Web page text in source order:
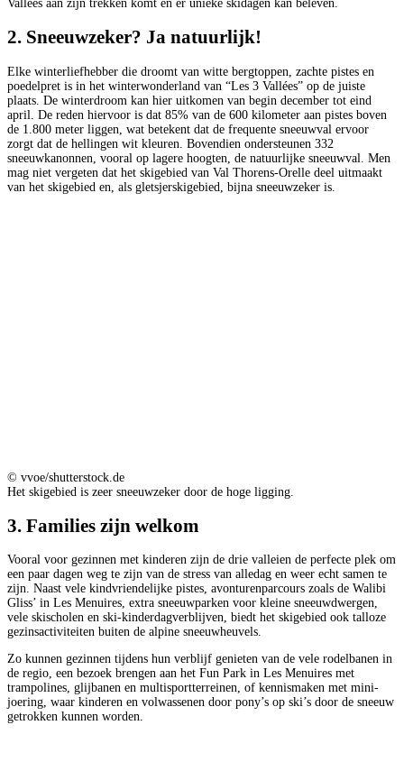
Vallées aan zijn trekken komt en er unieke skidagen kan beleven.
2. Sneeuwzeker? Ja natuurlijk!
Elke winterliefhebber die droomt van witte bergtoppen, zachte pistes en
poedelpret is in het winterwonderland van “Les 3 Vallées” op de juiste
plaats. De winterdroom kan hier uitkomen van begin december tot eind
april. De reden hiervoor is dat 85% van de 600 kilometer aan pistes boven
de 1.800 meter liggen, wat betekent dat de frequente sneeuwval ervoor
zorgt dat de hellingen wit kleuren. Bovendien ondersteunen 332
sneeuwkanonnen, vooral op lagere hoogten, de natuurlijke sneeuwval. Men
mag niet vergeten dat het skigebied van Val Thorens-Orelle deel uitmaakt
van het skigebied en, als gletsjerskigebied, bijna sneeuwzeker is.
© vvoe/shutterstock.de
Het skigebied is zeer sneeuwzeker door de hoge ligging.
3. Families zijn welkom
Vooral voor gezinnen met kinderen zijn de drie valleien de perfecte plek om
een paar dagen weg te zijn van de stress van alledag en weer echt samen te
zijn. Naast vele kindvriendelijke pistes, avonturenparcours zoals de Walibi
Gliss’ in Les Menuires, extra sneeuwparken voor kleine sneeuwdwergen,
vele skischolen en ski-kinderdagverblijven, biedt het skigebied ook talloze
gezinsactiviteiten buiten de alpine sneeuwheuvels.
Zo kunnen gezinnen tijdens hun verblijf genieten van de vele rodelbanen in
de regio, een bezoek brengen aan het Fun Park in Les Menuires met
trampolines, glijbanen en multisportterreinen, of kennismaken met mini-
joering, waar kinderen en volwassenen door pony’s op ski’s door de sneeuw
getrokken kunnen worden.